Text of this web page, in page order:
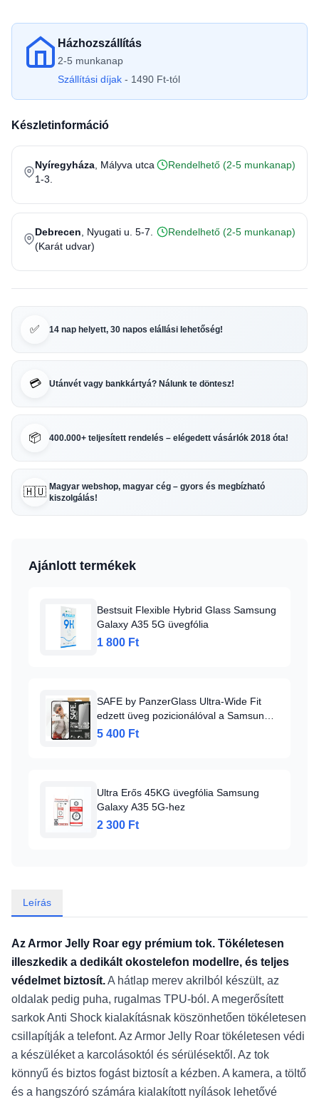
Házhozszállítás
2-5 munkanap
Szállítási díjak - 1490 Ft-tól
Készletinformáció
Nyíregyháza , Mályva utca
1-3.
Rendelhető (2-5 munkanap)
Debrecen , Nyugati u. 5-7.
(Karát udvar)
Rendelhető (2-5 munkanap)
✅ 14 nap helyett, 30 napos elállási lehetőség!
💳 Utánvét vagy bankkártyá? Nálunk te döntesz!
📦 400.000+ teljesített rendelés – elégedett vásárlók 2018 óta!
🇭🇺 Magyar webshop, magyar cég – gyors és megbízható
kiszolgálás!
Ajánlott termékek
Bestsuit Flexible Hybrid Glass Samsung
Galaxy A35 5G üvegfólia
1 800 Ft
SAFE by PanzerGlass Ultra-Wide Fit
edzett üveg pozicionálóval a Samsung
Galaxy A35 5G számára üvegfólia
5 400 Ft
Ultra Erős 45KG üvegfólia Samsung
Galaxy A35 5G-hez
2 300 Ft
Leírás
Az Armor Jelly Roar egy prémium tok. Tökéletesen
illeszkedik a dedikált okostelefon modellre, és teljes
védelmet biztosít.A hátlap merev akrilból készült, az
oldalak pedig puha, rugalmas TPU-ból. A megerősített
sarkok Anti Shock kialakításnak köszönhetően tökéletesen
csillapítják a telefont. Az Armor Jelly Roar tökéletesen védi
a készüléket a karcolásoktól és sérülésektől. Az tok
könnyű és biztos fogást biztosít a kézben. A kamera, a töltő
és a hangszóró számára kialakított nyílások lehetővé